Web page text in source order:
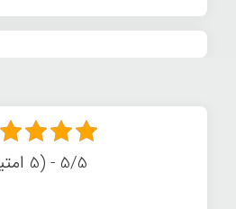
5/5 - (5 امتیاز)